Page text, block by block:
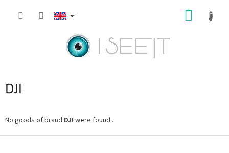
DJI
No goods of brand DJI were found...